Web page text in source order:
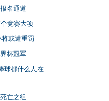
名通道
竞赛大项
或遭重罚
杯冠军
球都什么人在
亡之组